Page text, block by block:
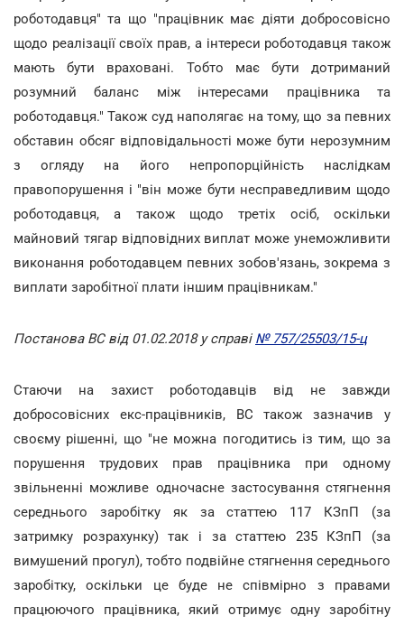
роботодавця" та що "працівник має діяти добросовісно
щодо реалізації своїх прав, а інтереси роботодавця також
мають бути враховані. Тобто має бути дотриманий
розумний баланс між інтересами працівника та
роботодавця." Також суд наполягає на тому, що за певних
обставин обсяг відповідальності може бути нерозумним
з огляду на його непропорційність наслідкам
правопорушення і "він може бути несправедливим щодо
роботодавця, а також щодо третіх осіб, оскільки
майновий тягар відповідних виплат може унеможливити
виконання роботодавцем певних зобов'язань, зокрема з
виплати заробітної плати іншим працівникам."
Постанова ВС від 01.02.2018 у справі № 757/25503/15-ц
Стаючи на захист роботодавців від не завжди
добросовісних екс-працівників, ВС також зазначив у
своєму рішенні, що "не можна погодитись із тим, що за
порушення трудових прав працівника при одному
звільненні можливе одночасне застосування стягнення
середнього заробітку як за статтею 117 КЗпП (за
затримку розрахунку) так і за статтею 235 КЗпП (за
вимушений прогул), тобто подвійне стягнення середнього
заробітку, оскільки це буде не співмірно з правами
працюючого працівника, який отримує одну заробітну